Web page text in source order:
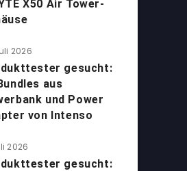
X50 Air Tower-
2026
gesucht:
aus
und Power
von Intenso
2026
gesucht: